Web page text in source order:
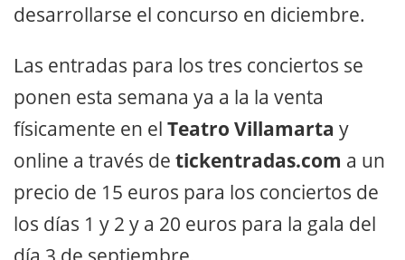
desarrollarse el concurso en diciembre.
Las entradas para los tres conciertos se
ponen esta semana ya a la la venta
físicamente en el Teatro Villamarta y
online a través de tickentradas.com a un
precio de 15 euros para los conciertos de
los días 1 y 2 y a 20 euros para la gala del